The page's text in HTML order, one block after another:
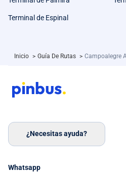
Terminal de Espinal
Inicio > Guía De Rutas > Campoalegre
¿Necesitas ayuda?
Whatsapp